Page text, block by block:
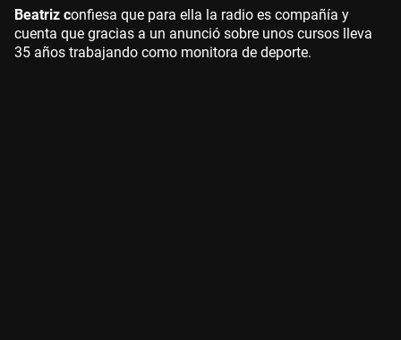
Beatriz confiesa que para ella la radio es compañía y
cuenta que gracias a un anunció sobre unos cursos lleva
35 años trabajando como monitora de deporte.